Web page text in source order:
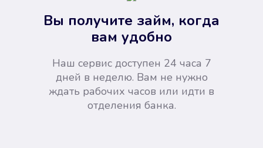
Вы получите займ, когда
вам удобно
Наш сервис доступен 24 часа 7
дней в неделю. Вам не нужно
ждать рабочих часов или идти в
отделения банка.